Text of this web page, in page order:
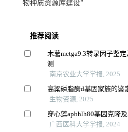
物种质资源库建设”